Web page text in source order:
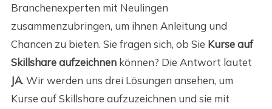
Branchenexperten mit Neulingen
zusammenzubringen, um ihnen Anleitung und
Chancen zu bieten. Sie fragen sich, ob Sie Kurse auf
Skillshare aufzeichnenkönnen? Die Antwort lautet
JA. Wir werden uns drei Lösungen ansehen, um
Kurse auf Skillshare aufzuzeichnen und sie mit